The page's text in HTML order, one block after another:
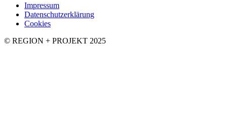
Impressum
Datenschutzerklärung
Cookies
© REGION + PROJEKT 2025